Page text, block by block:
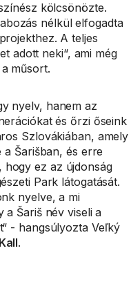
kölcsönözte.
nélkül elfogadta
A teljes
adott neki“, ami még
műsort.
nyelv, hanem az
és őrzi őseink
Szlovákiában, amely
a Šarišban, és erre
hogy ez az újdonság
Park látogatását.
nyelve, a mi
a Šariš név viseli a
- hangsúlyozta Veľký
.